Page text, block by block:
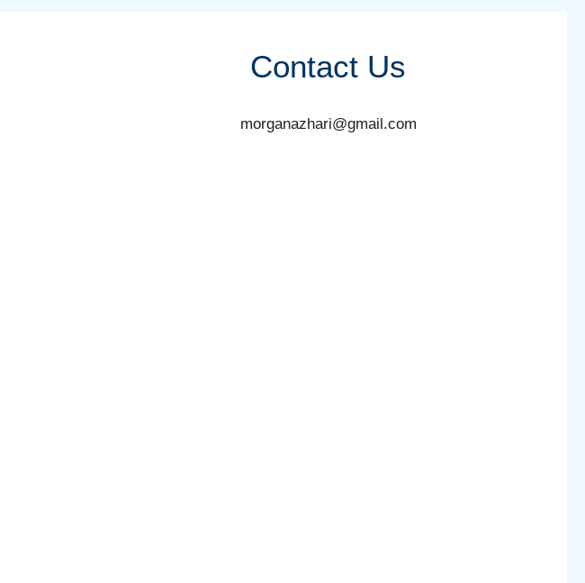
Contact Us
morganazhari@gmail.com